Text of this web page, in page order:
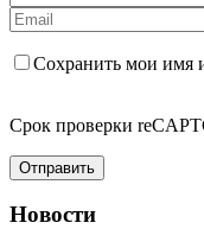
Сохранить мои имя
Срок проверки
Отправить
Новости